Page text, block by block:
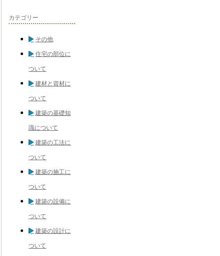
カテゴリー
その他
住宅の部位に
ついて
建材と資材に
ついて
建築の基礎知
識について
建築の工法に
ついて
建築の施工に
ついて
建築の設備に
ついて
建築の設計に
ついて